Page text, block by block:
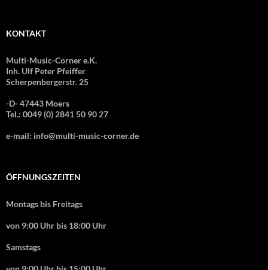
KONTAKT
Multi-Music-Corner e.K.
Inh. Ulf Peter Pfeiffer
Scherpenbergerstr. 25
-D- 47443 Moers
Tel.: 0049 (0) 2841 50 90 27
e-mail: info@multi-music-corner.de
ÖFFNUNGSZEITEN
Montags bis Freitags
von 9:00 Uhr bis 18:00 Uhr
Samstags